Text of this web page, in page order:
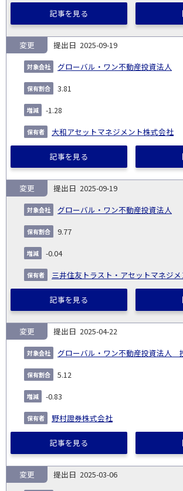
記事を見る
2025-09-19
グローバル・ワン不動産投資法人
変更
3.81
-1.28
大和アセットマネジメント株式会社
記事を見る
2025-09-19
グローバル・ワン不動産投資法人
変更
9.77
-0.04
三井住友トラスト・アセットマネジ
記事を見る
2025-04-22
グローバル・ワン不動産投資法人
変更
5.12
-0.83
野村證券株式会社
記事を見る
2025-03-06
変更